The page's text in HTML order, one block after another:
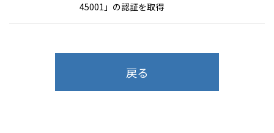
45001」の認証を取得
戻る